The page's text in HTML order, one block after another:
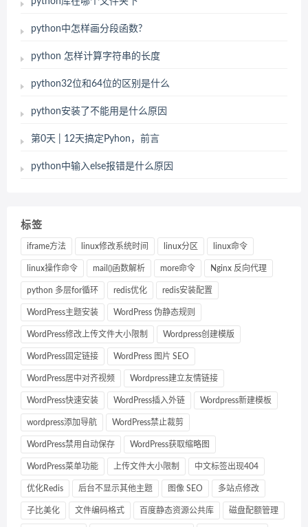
python中怎样画分段函数?
python 怎样计算字符串的长度
python32位和64位的区别是什么
python安装了不能用是什么原因
第0天 | 12天搞定Pyhon，前言
python中输入else报错是什么原因
标签
iframe方法 linux修改系统时间 linux分区 linux命令
linux操作命令 mail()函数解析 more命令 Nginx 反向代理
python 多层for循环 redis优化 redis安装配置
WordPress主题安装 WordPress 伪静态规则
WordPress修改上传文件大小限制 Wordpress创建模版
WordPress固定链接 WordPress 图片 SEO
WordPress居中对齐视频 Wordpress建立友情链接
WordPress快速安装 WordPress插入外链 Wordpress新建模板
wordpress添加导航 WordPress禁止裁剪
WordPress禁用自动保存 WordPress获取缩略图
WordPress菜单功能 上传文件大小限制 中文标签出现404
优化Redis 后台不显示其他主题 图像 SEO 多站点修改
子比美化 文件编码格式 百度静态资源公共库 磁盘配额管理